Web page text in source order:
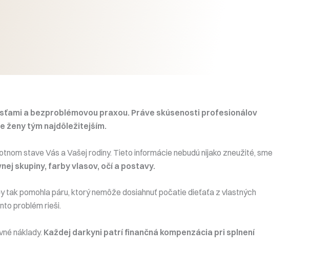
a bezproblémovou praxou. Práve skúsenosti profesionálov
ženy tým najdôležitejším.
stave Vás a Vašej rodiny. Tieto informácie nebudú nijako zneužité, sme
skupiny, farby vlasov, očí a postavy.
tak pomohla páru, ktorý nemôže dosiahnuť počatie dieťaťa z vlastných
problém rieši.
náklady. Každej darkyni patrí finančná kompenzácia pri splnení